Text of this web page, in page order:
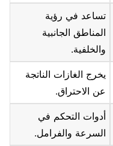
تساعد في رؤية
المناطق الجانبية
والخلفية.
يخرج الغازات الناتجة
عن الاحتراق.
أدوات التحكم في
السرعة والفرامل.